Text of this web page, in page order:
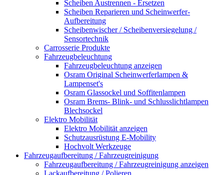
Scheiben Austrennen - Ersetzen
Scheiben Reparieren und Scheinwerfer-
Aufbereitung
Scheibenwischer / Scheibenversiegelung /
Sensortechnik
Carrosserie Produkte
Fahrzeugbeleuchtung
Fahrzeugbeleuchtung anzeigen
Osram Original Scheinwerferlampen &
Lampenset's
Osram Glassockel und Soffitenlampen
Osram Brems- Blink- und Schlusslichtlampen
Blechsockel
Elektro Mobilität
Elektro Mobilität anzeigen
Schutzausrüstung E-Mobility
Hochvolt Werkzeuge
Fahrzeugaufbereitung / Fahrzeugreinigung
Fahrzeugaufbereitung / Fahrzeugreinigung anzeigen
Lackaufbereitung / Polieren